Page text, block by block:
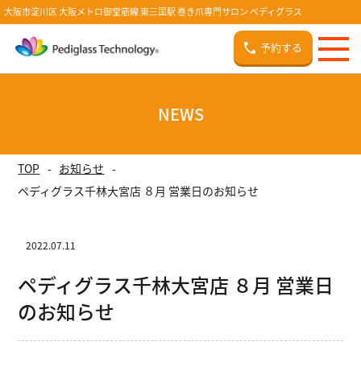
大阪市淀川区 大阪メトロ御堂筋線 東三国駅 巻き爪専門サロン ペディグラス
予約する
NEWS
TOP
お知らせ
ペディグラス千林大宮店 ８月 営業日のお知らせ
2022.07.11
ペディグラス千林大宮店 ８月 営業日
のお知らせ